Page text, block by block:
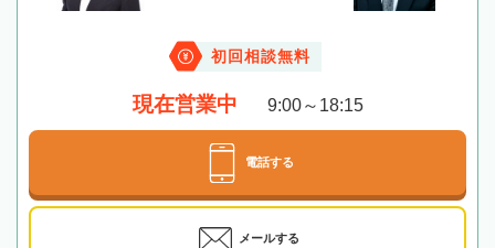
初回相談無料
現在営業中 9:00～18:15
電話する
メールする